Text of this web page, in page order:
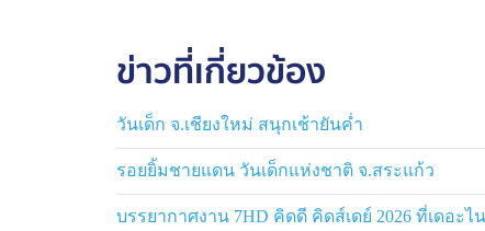
ขอบคุณภาพจาก : Facebook
ข่าวที่เกี่ยวข้อง
วันเด็ก จ.เชียงใหม่ สนุกเช้ายันค่ำ
รอยยิ้มชายแดน วันเด็กแห่งชาติ จ.สระแก้ว
บรรยากาศงาน 7HD คิดดี คิดส์เดย์ 2026 ที่เดอะไ